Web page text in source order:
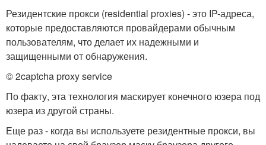
Резидентские прокси (residential proxies) - это IP-адреса,
которые предоставляются провайдерами обычным
пользователям, что делает их надежными и
защищенными от обнаружения.
© 2captcha proxy service
По факту, эта технология маскирует конечного юзера под
юзера из другой страны.
Еще раз - когда вы используете резидентные прокси, вы